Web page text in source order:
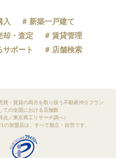
入
新築一戸建て
却・査定
賃貸管理
サポート
店舗検索
買・賃貸の両方を取り扱う不動産仲介フラン
ての全国における店舗数
点／東京商工リサーチ調べ）
の加盟店は、すべて独立・自営です。